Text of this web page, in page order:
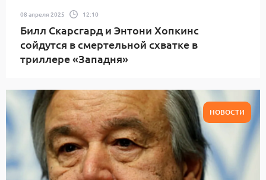
08 апреля 2025 12:10
Билл Скарсгард и Энтони Хопкинс
сойдутся в смертельной схватке в
триллере «Западня»
НОВОСТИ